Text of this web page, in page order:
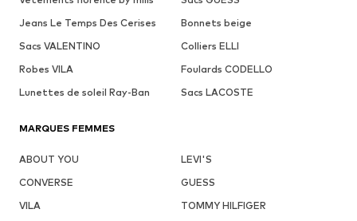
Jeans Le Temps Des Cerises
Bonnets beige
Sacs VALENTINO
Colliers ELLI
Robes VILA
Foulards CODELLO
Lunettes de soleil Ray-Ban
Sacs LACOSTE
MARQUES FEMMES
ABOUT YOU
LEVI'S
CONVERSE
GUESS
VILA
TOMMY HILFIGER